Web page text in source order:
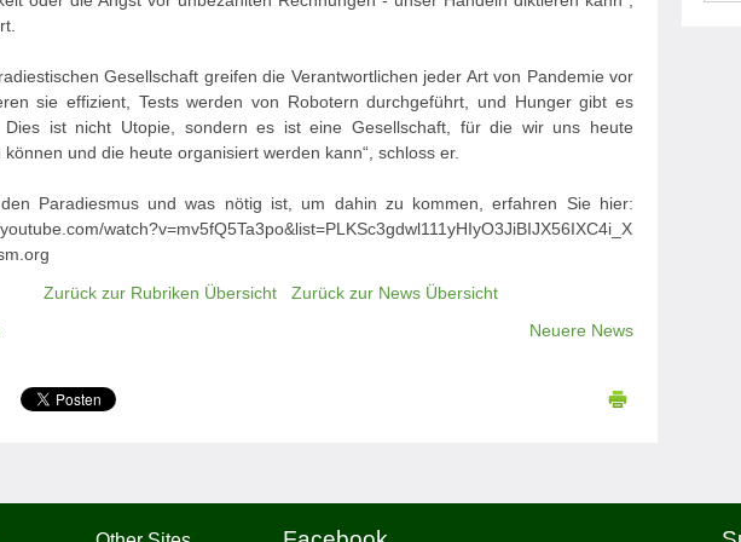
Gesellschaft greifen die Verantwortlichen jeder Art von Pandemie vor
sie effizient, Tests werden von Robotern durchgeführt, und Hunger gibt es
Dies ist nicht Utopie, sondern es ist eine Gesellschaft, für die wir uns heute
und die heute organisiert werden kann“, schloss er.
Paradiesmus und was nötig ist, um dahin zu kommen, erfahren Sie hier:
watch?v=mv5fQ5Ta3po&list=PLKSc3gdwl111yHIyO3JiBIJX56IXC4i_X
Zurück zur Rubriken Übersicht
Zurück zur News Übersicht
Neuere News